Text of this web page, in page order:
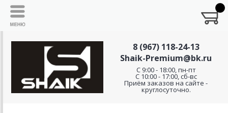
8 (967) 118-24-13
Shaik-Premium@bk.ru
C 9:00 - 18:00, пн-пт
С 10:00 - 17:00, сб-вс
Приём заказов на сайте -
круглосуточно.